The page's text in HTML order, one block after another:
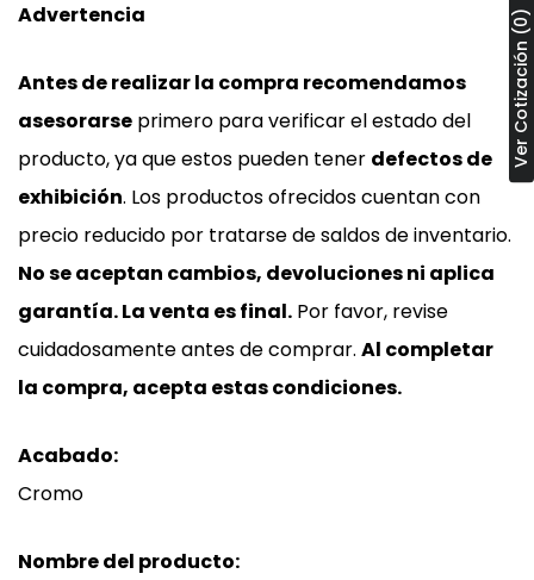
Advertencia
Antes de realizar la compra recomendamos
asesorarse primero para verificar el estado del
producto, ya que estos pueden tener defectos de
exhibición. Los productos ofrecidos cuentan con
precio reducido por tratarse de saldos de inventario.
No se aceptan cambios, devoluciones ni aplica
garantía. La venta es final. Por favor, revise
cuidadosamente antes de comprar. Al completar
la compra, acepta estas condiciones.
Acabado:
Cromo
Nombre del producto:
Ver Cotización (0)